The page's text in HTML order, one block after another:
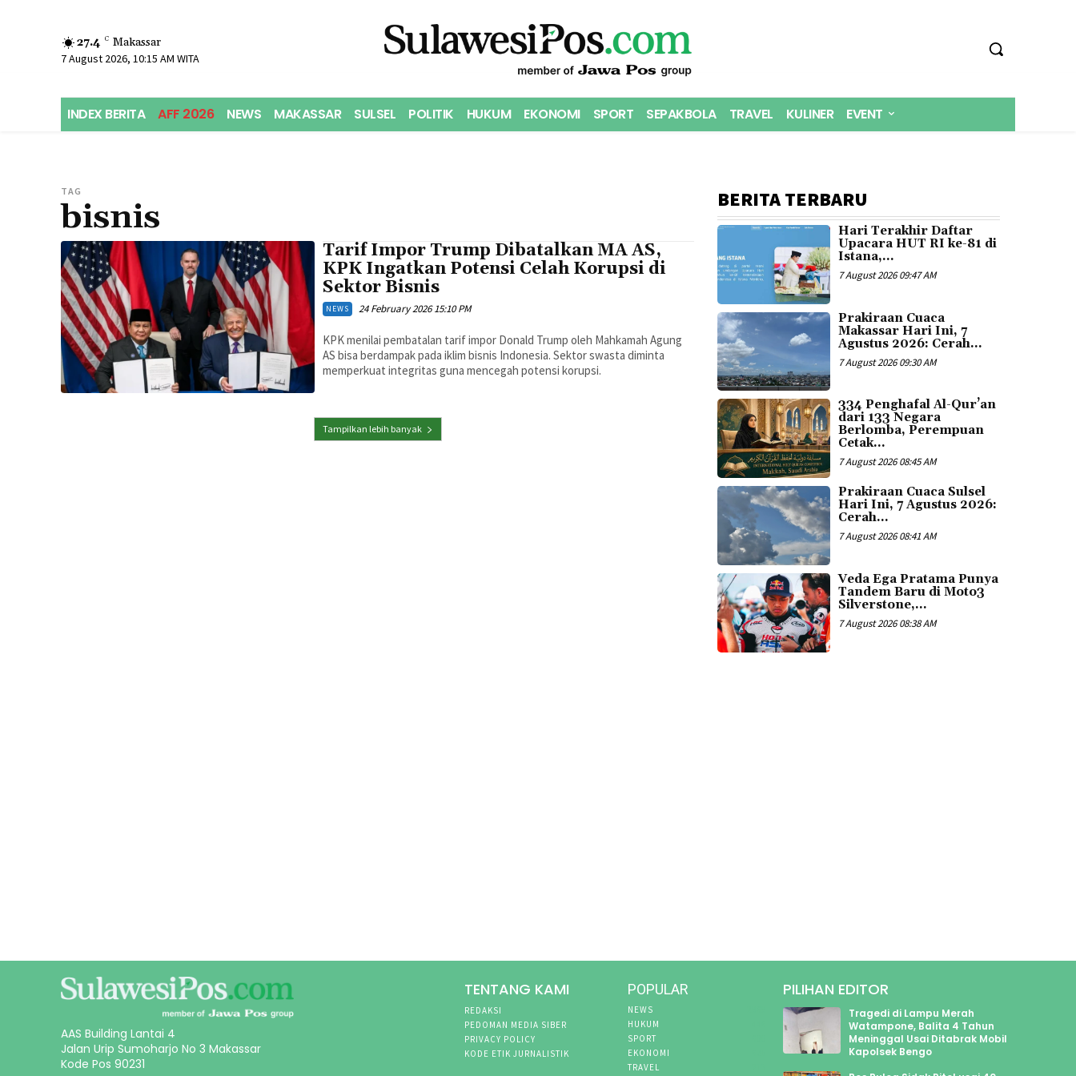
27.4 C Makassar
7 August 2026, 10:15 AM WITA
INDEX BERITA AFF 2026 NEWS MAKASSAR SULSEL POLITIK HUKUM EKONOMI SPORT SEPAKBOLA TRAVEL KULINER EVENT
TAG
bisnis
Tarif Impor Trump Dibatalkan MA AS,
KPK Ingatkan Potensi Celah Korupsi di
Sektor Bisnis
NEWS 24 February 2026 15:10 PM
KPK menilai pembatalan tarif impor Donald Trump oleh Mahkamah Agung
AS bisa berdampak pada iklim bisnis Indonesia. Sektor swasta diminta
memperkuat integritas guna mencegah potensi korupsi.
Tampilkan lebih banyak
BERITA TERBARU
Hari Terakhir Daftar
Upacara HUT RI ke-81 di
Istana,...
7 August 2026 09:47 AM
Prakiraan Cuaca
Makassar Hari Ini, 7
Agustus 2026: Cerah...
7 August 2026 09:30 AM
334 Penghafal Al-Qur’an
dari 133 Negara
Berlomba, Perempuan
Cetak...
7 August 2026 08:45 AM
Prakiraan Cuaca Sulsel
Hari Ini, 7 Agustus 2026:
Cerah...
7 August 2026 08:41 AM
Veda Ega Pratama Punya
Tandem Baru di Moto3
Silverstone,...
7 August 2026 08:38 AM
AAS Building Lantai 4
Jalan Urip Sumoharjo No 3 Makassar
Kode Pos 90231
TENTANG KAMI
REDAKSI
PEDOMAN MEDIA SIBER
PRIVACY POLICY
KODE ETIK JURNALISTIK
POPULAR
NEWS
HUKUM
SPORT
EKONOMI
TRAVEL
PILIHAN EDITOR
Tragedi di Lampu Merah
Watampone, Balita 4 Tahun
Meninggal Usai Ditabrak Mobil
Kapolsek Bengo